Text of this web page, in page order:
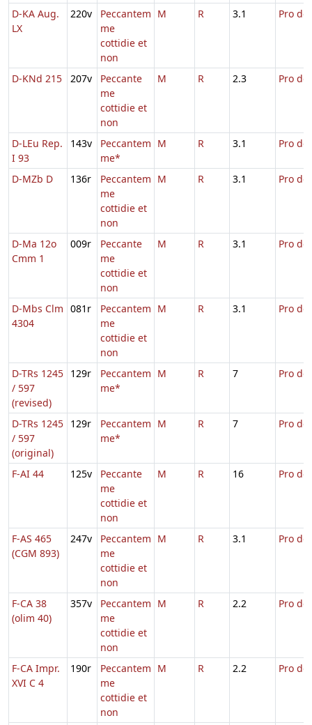
D-KA Aug.
LX
220v
Peccantem
me
cottidie et
non
M R 3.1 Pro
D-KNd 215 207v
Peccante
me
cottidie et
non
M R 2.3 Pro
D-LEu Rep.
I 93
143v
Peccantem
me*
M R 3.1 Pro
D-MZb D 136r
Peccantem
me
cottidie et
non
M R 3.1 Pro
D-Ma 12o
Cmm 1
009r
Peccante
me
cottidie et
non
M R 3.1 Pro
D-Mbs Clm
4304
081r
Peccantem
me
cottidie et
non
M R 3.1 Pro
D-TRs 1245
/ 597
(revised)
129r
Peccantem
me*
M R 7 Pro
D-TRs 1245
/ 597
(original)
129r
Peccantem
me*
M R 7 Pro
F-AI 44 125v
Peccante
me
cottidie et
non
M R 16 Pro
F-AS 465
(CGM 893)
247v
Peccantem
me
cottidie et
non
M R 3.1 Pro
F-CA 38
(olim 40)
357v
Peccantem
me
cottidie et
non
M R 2.2 Pro
F-CA Impr.
XVI C 4
190r
Peccantem
me
cottidie et
non
M R 2.2 Pro